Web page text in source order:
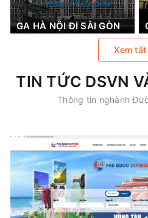
GA HÀ NỘI ĐI SÀI GÒN
Xem tất
TIN TỨC DSVN
Thông tin nghành